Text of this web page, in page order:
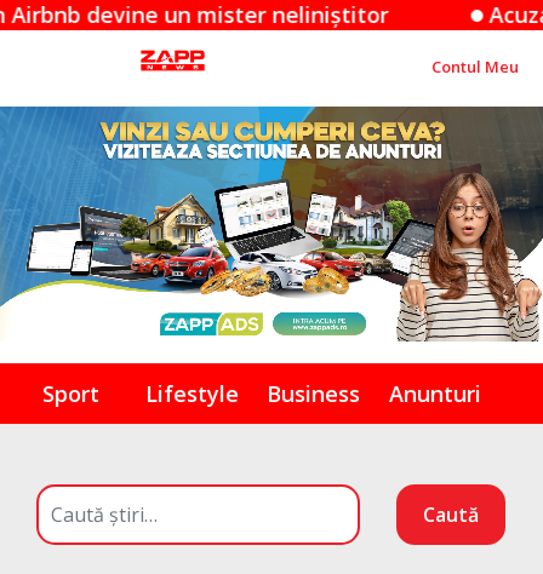
un mister neliniștitor Acuzațiile
Contul Meu
Sport Lifestyle Business Anunturi
Caută